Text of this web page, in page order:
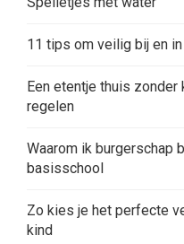
11 tips om veilig bij en
Een etentje thuis
regelen
Waarom ik burgerschap
basisschool
Zo kies je het perfecte
kind